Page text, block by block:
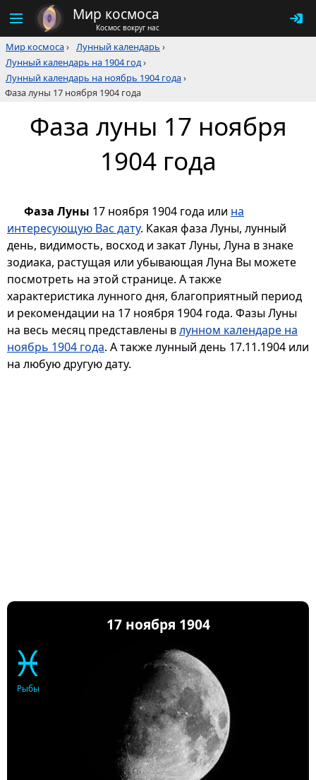
Мир космоса
Космос вокруг нас
Мир космоса› Лунный календарь ›
Лунный календарь на 1904 год›
Лунный календарь на ноябрь 1904 года›
Фаза луны 17 ноября 1904 года
Фаза луны 17 ноября
1904 года
Фаза Луны 17 ноября 1904 года или на
интересующую Вас дату. Какая фаза Луны, лунный
день, видимость, восход и закат Луны, Луна в знаке
зодиака, растущая или убывающая Луна Вы можете
посмотреть на этой странице. А также
характеристика лунного дня, благоприятный период
и рекомендации на 17 ноября 1904 года. Фазы Луны
на весь месяц представлены влунном календаре на
ноябрь 1904 года. А также лунный день 17.11.1904 или
на любую другую дату.
17 ноября 1904
♓
Рыбы